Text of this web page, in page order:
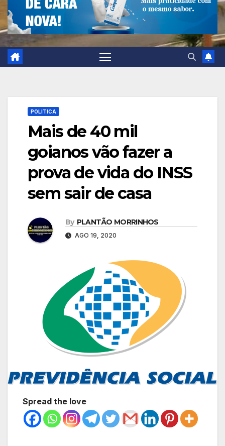
POLITICA
Mais de 40 mil
goianos vão fazer a
prova de vida do INSS
sem sair de casa
By PLANTÃO MORRINHOS
AGO 19, 2020
Spread the love